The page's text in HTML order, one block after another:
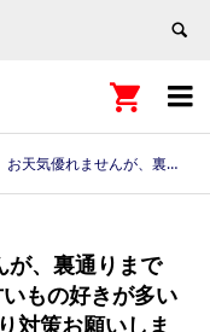


甘いもの好きが多いですね。#正しく恐れてしっかり対策お願いします #浅草 #asakusa #tokyo #japan #ウィズコロナ�https://e-asakusa.jp
が、裏通りまで
もの好きが多い
対策お願いしま